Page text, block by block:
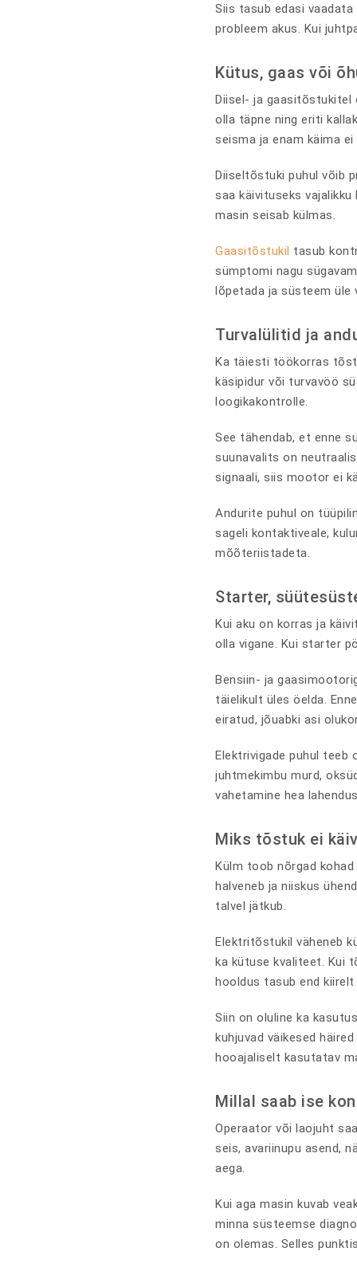
Siis tasub edasi
probleem akus. Kui
Kütus, gaas või
Diisel- ja gaasitõstukitel
olla täpne ning eriti
seisma ja enam käima
Diiseltõstuki puhul võib
saa käivituseks
masin seisab külmas.
Gaasitõstukil tasub
sümptomi nagu
lõpetada ja süsteem üle
Turvalülitid ja
Ka täiesti töökorras
käsipidur või turvavöö
loogikakontrolle.
See tähendab, et enne
suunavalits on
signaali, siis mootor ei
Andurite puhul on
sageli kontaktiveale,
mõõteriistadeta.
Starter,
Kui aku on korras ja
olla vigane. Kui starter
Bensiin- ja
täielikult üles öelda.
eiratud, jõuabki asi
Elektrivigade puhul teeb
juhtmekimbu murd,
vahetamine hea
Miks tõstuk ei
Külm toob nõrgad
halveneb ja niiskus
talvel jätkub.
Elektritõstukil väheneb
ka kütuse kvaliteet. Kui
hooldus tasub end kiirelt
Siin on oluline ka
kuhjuvad väikesed
hooajaliselt kasutatav
Millal saab ise
Operaator või laojuht
seis, avariinupu asend,
aega.
Kui aga masin kuvab
minna süsteemse
on olemas. Selles